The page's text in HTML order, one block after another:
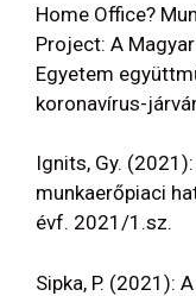
Home Office?
Project: A
Egyetem
koronavírus-
Ignits, Gy.
munkaerőpiaci
évf. 2021/1.sz.
Sipka, P. (2021):